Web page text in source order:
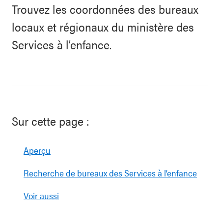
Trouvez les coordonnées des bureaux
locaux et régionaux du ministère des
Services à l’enfance.
Sur cette page :
Aperçu
Recherche de bureaux des Services à l’enfance
Voir aussi